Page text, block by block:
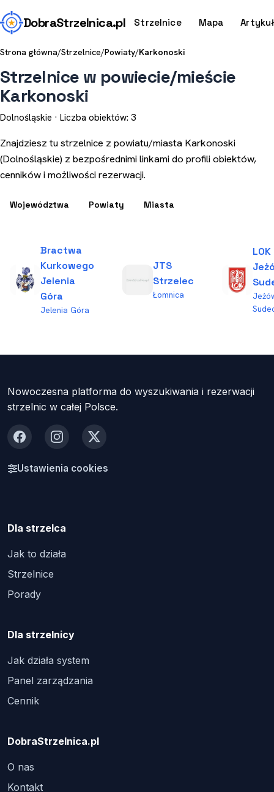
DobraStrzelnica.pl Strzelnice Mapa
Strona główna/Strzelnice/Powiaty/Karkonoski
Strzelnice w powiecie/mieście
Karkonoski
Dolnośląskie · Liczba obiektów: 3
Znajdziesz tu strzelnice z powiatu/miasta Karkonoski
(Dolnośląskie) z bezpośrednimi linkami do profili obiektów,
cenników i możliwości rezerwacji.
Województwa Powiaty Miasta
Bractwa
Kurkowego
Jelenia
Góra
Jelenia Góra
JTS
Strzelec
Łomnica
LOK
Nowoczesna platforma do wyszukiwania i rezerwacji
strzelnic w całej Polsce.
FacebookInstagram
X
Ustawienia cookies
Dla strzelca
Jak to działa
Strzelnice
Porady
Dla strzelnicy
Jak działa system
Panel zarządzania
Cennik
DobraStrzelnica.pl
O nas
Kontakt